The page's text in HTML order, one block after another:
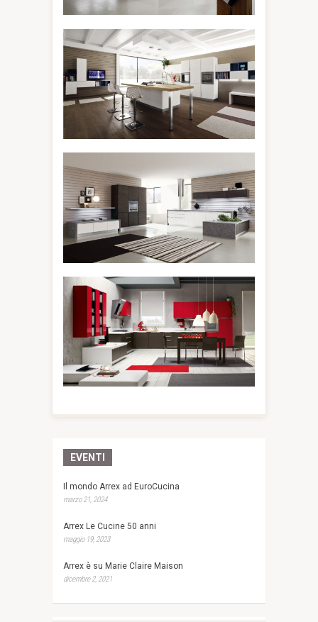
EVENTI
Il mondo Arrex ad EuroCucina
marzo 21, 2024
Arrex Le Cucine 50 anni
maggio 19, 2023
Arrex è su Marie Claire Maison
dicembre 2, 2021